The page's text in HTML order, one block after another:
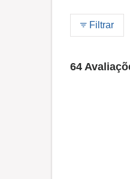
Filtrar
64